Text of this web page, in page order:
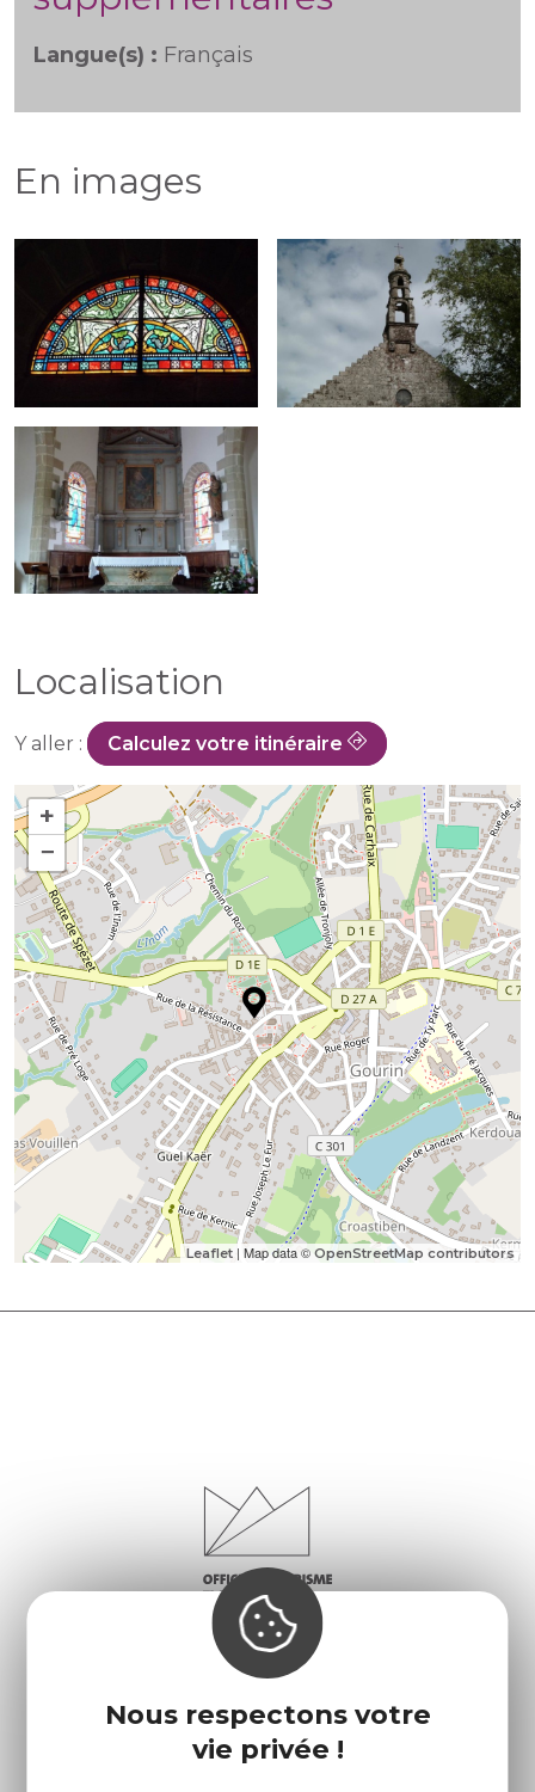
Nous respectons votre
vie privée !
Langue(s) : Français
En images
Localisation
Y aller : Calculez votre itinéraire
+
−
Leaflet | Map data © OpenStreetMap contributors